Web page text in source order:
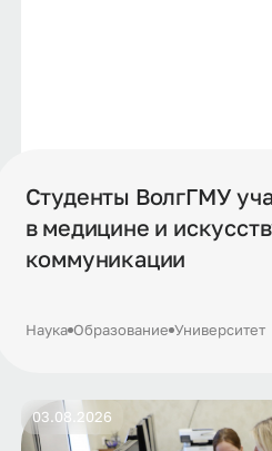
Студенты ВолгГМУ
в медицине и
коммуникации
Наука Образование Университет
03.08.2026